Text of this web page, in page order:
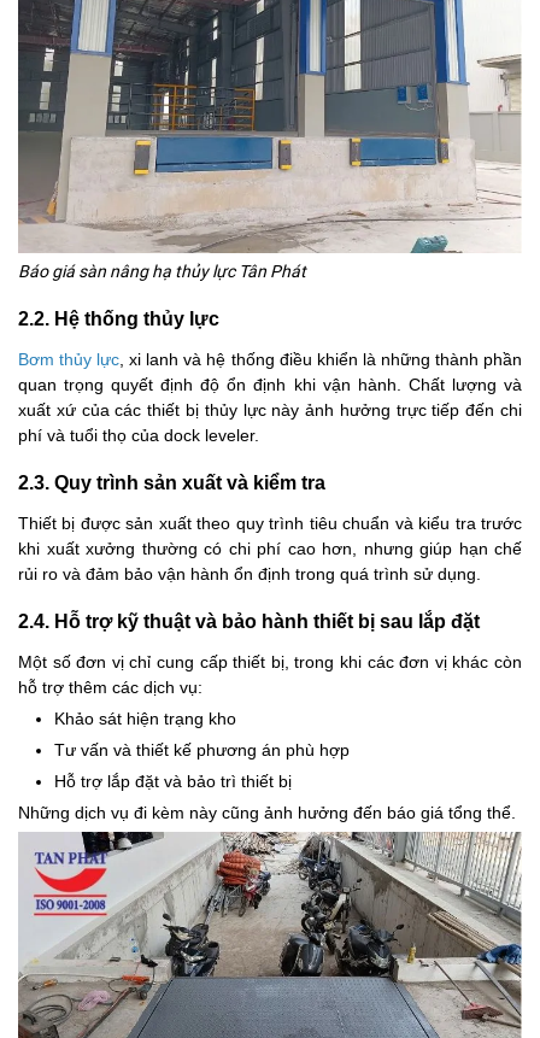
Báo giá sàn nâng hạ thủy lực Tân Phát
2.2. Hệ thống thủy lực
Bơm thủy lực, xi lanh và hệ thống điều khiển là những thành phần
quan trọng quyết định độ ổn định khi vận hành. Chất lượng và
xuất xứ của các thiết bị thủy lực này ảnh hưởng trực tiếp đến chi
phí và tuổi thọ của dock leveler.
2.3. Quy trình sản xuất và kiểm tra
Thiết bị được sản xuất theo quy trình tiêu chuẩn và kiểu tra trước
khi xuất xưởng thường có chi phí cao hơn, nhưng giúp hạn chế
rủi ro và đảm bảo vận hành ổn định trong quá trình sử dụng.
2.4. Hỗ trợ kỹ thuật và bảo hành thiết bị sau lắp đặt
Một số đơn vị chỉ cung cấp thiết bị, trong khi các đơn vị khác còn
hỗ trợ thêm các dịch vụ:
Khảo sát hiện trạng kho
Tư vấn và thiết kế phương án phù hợp
Hỗ trợ lắp đặt và bảo trì thiết bị
Những dịch vụ đi kèm này cũng ảnh hưởng đến báo giá tổng thể.